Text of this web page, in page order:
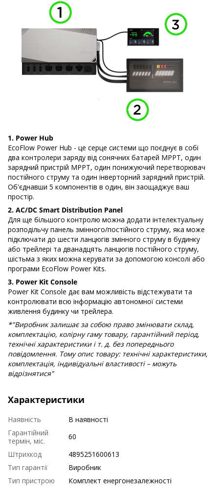
1. Power Hub
EcoFlow Power Hub - це серце системи що поєднує в собі
два контролери заряду від сонячних батарей MPPT, один
зарядний пристрій MPPT, один понижуючий перетворювач
постійного струму та один інверторний зарядний пристрій.
Об'єднавши 5 компонентів в один, він заощаджує ваш
простір.
2. AC/DC Smart Distribution Panel
Для ще більшого контролю можна додати інтелектуальну
розподільчу панель змінного/постійного струму, яка може
підключати до шести ланцюгів змінного струму в будинку
або трейлері та дванадцять ланцюгів постійного струму,
шістьма з яких можна керувати за допомогою консолі або
програми EcoFlow Power Kits.
3. Power Kit Console
Power Kit Console дає вам можливість відстежувати та
контролювати всю інформацію автономної системи
живлення будинку чи трейлера.
*"Виробник залишає за собою право змінювати склад,
комплектацію, колірну гаму товару, гарантійний період,
технічні характеристики і т. д. без попереднього
повідомлення. Тому опис товару: технічні характеристики,
комплектація, індивідуальні властивості – можуть
відрізнятися"
Характеристики
Наявність
В наявності
Гарантійний
термін, міс.
60
Штрихкод
4895251600613
Тип гарантії
Виробник
Тип пристрою
Комплект енергонезалежності